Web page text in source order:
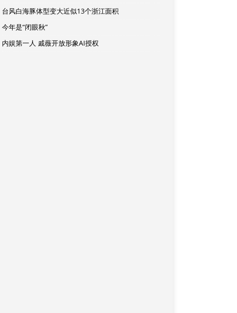
台风白海豚体型变大近似13个浙江面积
今年是“闭眼秋”
内娱第一人 戚薇开放形象AI授权